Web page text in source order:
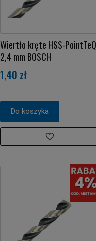
Wiertło kręte HSS-PointTeQ
2,4 mm BOSCH
1,40 zł
Do koszyka